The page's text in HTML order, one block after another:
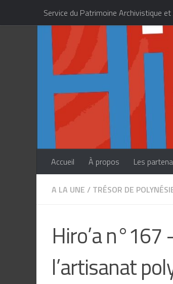
Skip to contentService du Patrimoine Archivistique
Centre des Métiers d’Art de la
Accueil À propos Les
A LA UNE / TRÉSOR DE
Hiro’a
l’artisanat